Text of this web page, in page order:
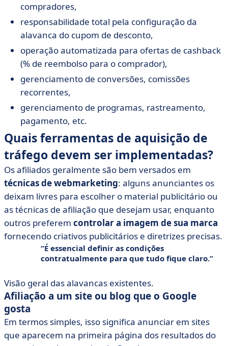
compradores,
responsabilidade total pela configuração da
alavanca do cupom de desconto,
operação automatizada para ofertas de cashback
(% de reembolso para o comprador),
gerenciamento de conversões, comissões
recorrentes,
gerenciamento de programas, rastreamento,
pagamento, etc.
Quais ferramentas de aquisição de
tráfego devem ser implementadas?
Os afiliados geralmente são bem versados em
técnicas de webmarketing: alguns anunciantes os
deixam livres para escolher o material publicitário ou
as técnicas de afiliação que desejam usar, enquanto
outros preferem controlar a imagem de sua marca
fornecendo criativos publicitários e diretrizes precisas.
É essencial definir as condições
contratualmente para que tudo fique claro.
Visão geral das alavancas existentes.
Afiliação a um site ou blog que o Google
gosta
Em termos simples, isso significa anunciar em sites
que aparecem na primeira página dos resultados do